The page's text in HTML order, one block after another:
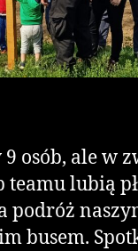
osób, ale w
teamu lubią
podróż
busem.